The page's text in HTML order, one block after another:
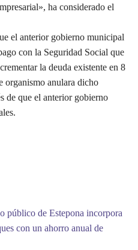
ha considerado el
el anterior gobierno municipal
con la Seguridad Social que
la deuda existente en 8
organismo anulara dicho
de que el anterior gobierno
público de Estepona incorpora
con un ahorro anual de